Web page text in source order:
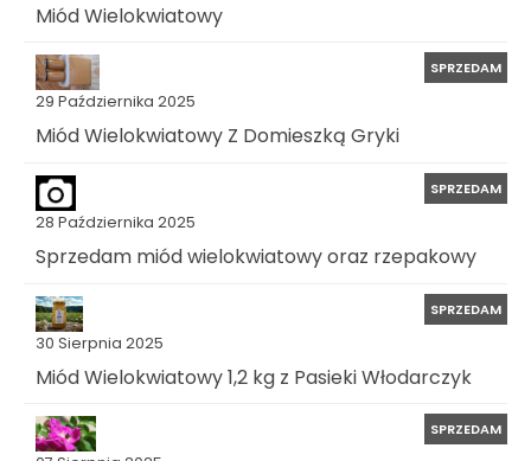
Miód Wielokwiatowy
29 Października 2025
SPRZEDAM
Miód Wielokwiatowy Z Domieszką Gryki
28 Października 2025
SPRZEDAM
Sprzedam miód wielokwiatowy oraz rzepakowy
30 Sierpnia 2025
SPRZEDAM
Miód Wielokwiatowy 1,2 kg z Pasieki Włodarczyk
SPRZEDAM